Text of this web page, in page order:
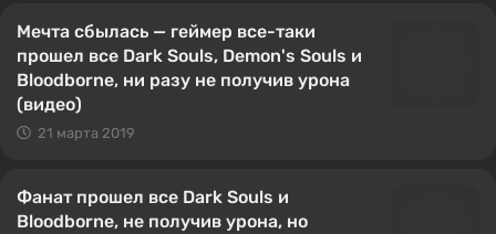
Мечта сбылась — геймер все-таки
прошел все Dark Souls, Demon's Souls и
Bloodborne, ни разу не получив урона
(видео)
21 марта 2019
Фанат прошел все Dark Souls и
Bloodborne, не получив урона, но